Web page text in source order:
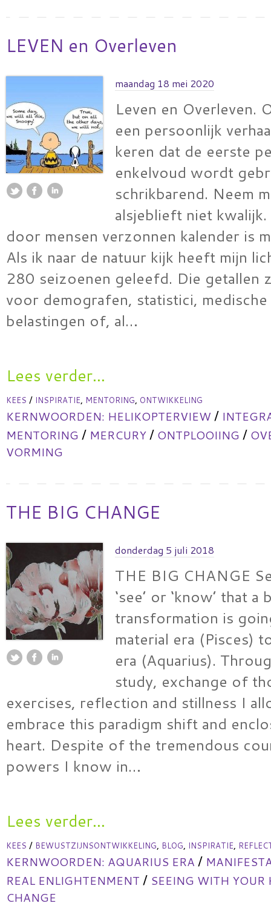
LEVEN en Overleven
maandag 18 mei 2020
Leven en Overleven.
een persoonlijk
keren dat de eerste
enkelvoud wordt
schrikbarend. Neem
alsjeblieft niet
door mensen verzonnen kalender is
Als ik naar de natuur kijk heeft mijn
280 seizoenen geleefd. Die getallen
voor demografen, statistici,
belastingen of, al…
Lees verder...
KEES / INSPIRATIE, MENTORING, ONTWIKKELING
KERNWOORDEN: HELIKOPTERVIEW/
MENTORING / MERCURY/ ONTPLOOIING /
VORMING
THE BIG CHANGE
donderdag 5 juli 2018
THE BIG CHANGE
‘see’ or ‘know’ that a
transformation is
material era (Pisces)
era (Aquarius).
study, exchange of
exercises, reflection and stillness I
embrace this paradigm shift and
heart. Despite of the tremendous
powers I know in…
Lees verder...
KEES / BEWUSTZIJNSONTWIKKELING, BLOG, INSPIRATIE,
KERNWOORDEN: AQUARIUS ERA /
REAL ENLIGHTENMENT / SEEING WITH YOUR
CHANGE